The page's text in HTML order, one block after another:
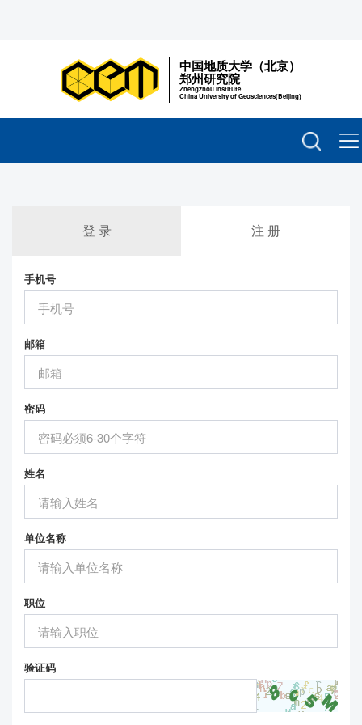
中国地质大学（北京）
郑州研究院
Zhengzhou Institute
China University of Geosciences(Beijing)
登 录 注 册
手机号
邮箱
密码
姓名
单位名称
职位
验证码